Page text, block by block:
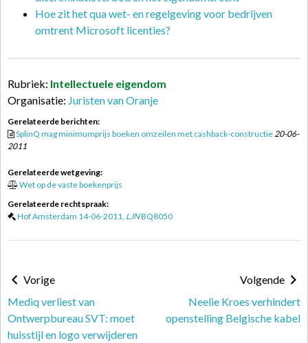
Hoe zit het qua wet- en regelgeving voor bedrijven
omtrent Microsoft licenties?
Rubriek: Intellectuele eigendom
Organisatie: Juristen van Oranje
Gerelateerde berichten:
SplinQ mag minimumprijs boeken omzeilen met cashback-constructie20-06-
2011
Gerelateerde wetgeving:
Wet op de vaste boekenprijs
Gerelateerde rechtspraak:
Hof Amsterdam 14-06-2011, LJNBQ8050
Vorige
Mediq verliest van
Ontwerpbureau SVT: moet
huisstijl en logo verwijderen
Volgende
Neelie Kroes verhindert
openstelling Belgische kabel